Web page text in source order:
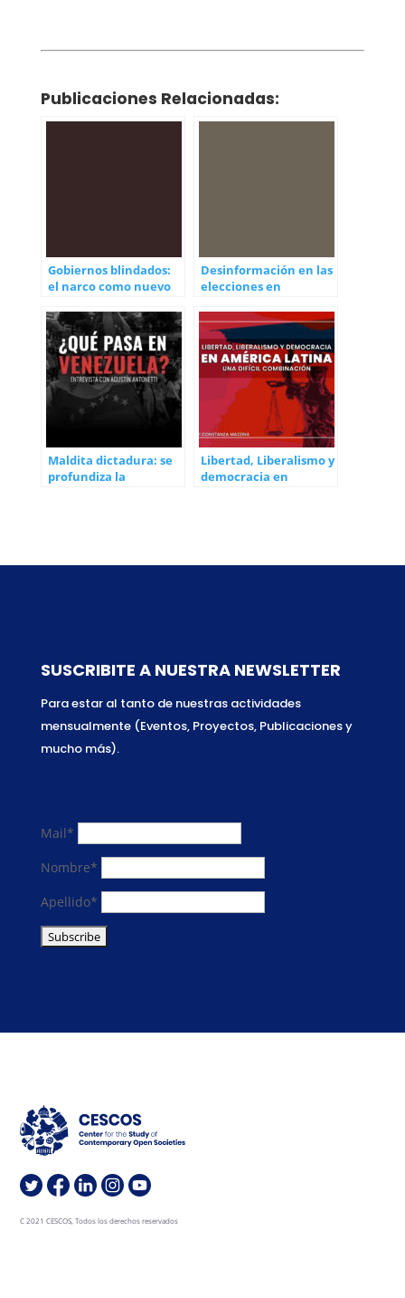
Publicaciones Relacionadas:
Gobiernos blindados:
el narco como nuevo
Desinformación en las
elecciones en
para la democracia en
la era digital
Maldita dictadura: se
profundiza la
Libertad, Liberalismo y
democracia en
SUSCRIBITE A NUESTRA NEWSLETTER
Para estar al tanto de nuestras actividades
mensualmente (Eventos, Proyectos, Publicaciones y
mucho más).
Mail*
Nombre*
Apellido*
C 2021 CESCOS, Todos los derechos reservados